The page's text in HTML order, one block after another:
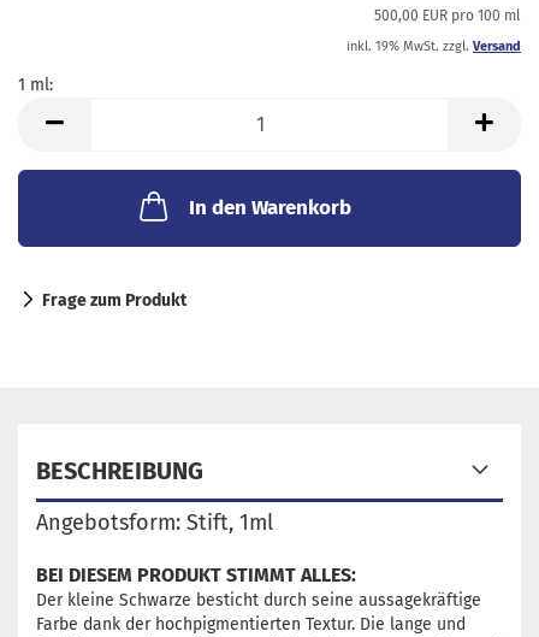
500,00 EUR pro 100 ml
inkl. 19% MwSt. zzgl. Versand
1 ml:
In den Warenkorb
Frage zum Produkt
BESCHREIBUNG
Angebotsform: Stift, 1ml
BEI DIESEM PRODUKT STIMMT ALLES:
Der kleine Schwarze besticht durch seine aussagekräftige
Farbe dank der hochpigmentierten Textur. Die lange und